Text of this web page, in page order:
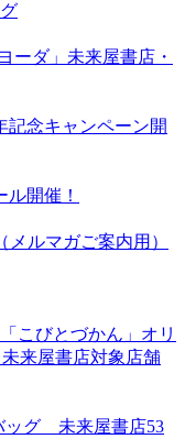
ーダ」未来屋書店・
記念キャンペーン開
開催！
メルマガご案内用）
こびとづかん」オリ
来屋書店対象店舗
グ 未来屋書店53